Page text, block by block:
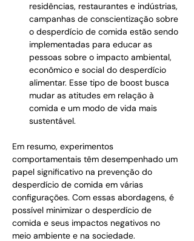
residências, restaurantes e indústrias,
campanhas de conscientização sobre
o desperdício de comida estão sendo
implementadas para educar as
pessoas sobre o impacto ambiental,
econômico e social do desperdício
alimentar. Esse tipo de boost busca
mudar as atitudes em relação à
comida e um modo de vida mais
sustentável.
Em resumo, experimentos
comportamentais têm desempenhado um
papel significativo na prevenção do
desperdício de comida em várias
configurações. Com essas abordagens, é
possível minimizar o desperdício de
comida e seus impactos negativos no
meio ambiente e na sociedade.